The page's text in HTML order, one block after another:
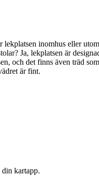
inomhus eller
Ja, lekplatsen är
och det finns även träd
är fint.
din kartapp.